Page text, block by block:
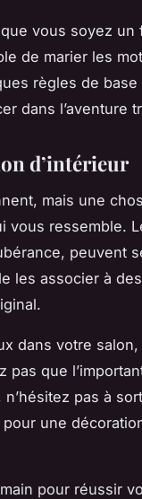
vous soyez un
de marier les
règles de
dans l’aventure
d’intérieur
mais une
vous ressemble.
peuvent
les associer à
dans votre
pas que
pas à
une
pour réussir